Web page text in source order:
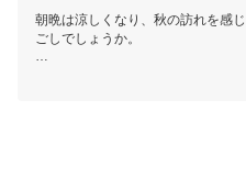
朝晩は涼しくなり、秋の訪れを感
ごしでしょうか。
この度は数あるお店の中から当店
お寄せいただいたご感想は、スタ